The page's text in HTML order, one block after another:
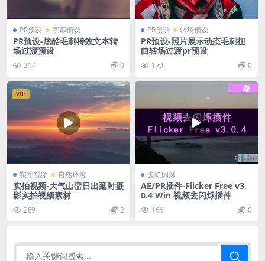
PR预设 字幕预设
PR预设-炫酷毛刺特效文本转
场过渡预设
217 0
PR预设 转场预设
PR预设-照片展示动态毛刺扭
曲转场过渡pr预设
179 0
VIP
实拍视频 自然环境
实拍视频-大气山峦日出延时摄
影实拍视频素材
289 2
去除闪烁
AE/PR插件-Flicker Free v3.
0.4 Win 视频去闪烁插件
164 0